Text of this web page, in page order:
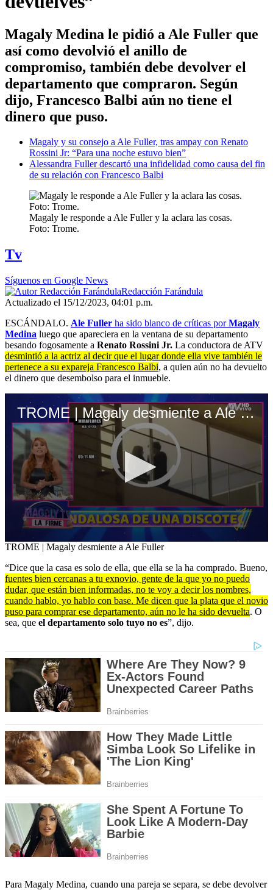
Magaly Medina le pidió a Ale Fuller que
así como devolvió el anillo de
compromiso, también debe devolver el
departamento que compraron. Según
dijo, Francesco Balbi aún no tiene el
dinero que puso.
Magaly y su consejo a Ale Fuller, tras ampay con Renato
Rossini Jr: “Para una noche estuvo bien”
Alessandra Fuller descartó una infidelidad como causa del fin
de su relación con Francesco Balbi
Magaly le responde a Ale Fuller y la aclara las cosas.
Foto: Trome.
Tv
Síguenos en Google News
Redacción Farándula
Actualizado el 15/12/2023, 04:01 p.m.
ESCÁNDALO. Ale Fuller ha sido blanco de críticas porMagaly
Medina luego que apareciera en la ventana de su departamento
besando fogosamente a Renato Rossini Jr. La conductora de ATV
desmintió a la actriz al decir que el lugar donde ella vive también le
pertenece a su expareja Francesco Balbi, a quien aún no ha devuelto
el dinero que desembolso para el inmueble.
TROME | Magaly desmiente a Ale Fuller
0
of
4
minutes,
46
seconds
TROME | Magaly desmiente a Ale Fuller
“Dice que la casa es solo de ella, que ella se la ha comprado. Bueno,
fuentes bien cercanas a tu exnovio, gente de la que yo no puedo
dudar, que están bien informadas, no te voy a decir los nombres,
cuando hablo, yo hablo con base. Me dicen que la plata que el novio
puso para comprar ese departamento, aún no le ha sido devuelta. O
sea, que el departamento solo tuyo no es”, dijo.
Para Magaly Medina, cuando una pareja se separa, se debe devolver